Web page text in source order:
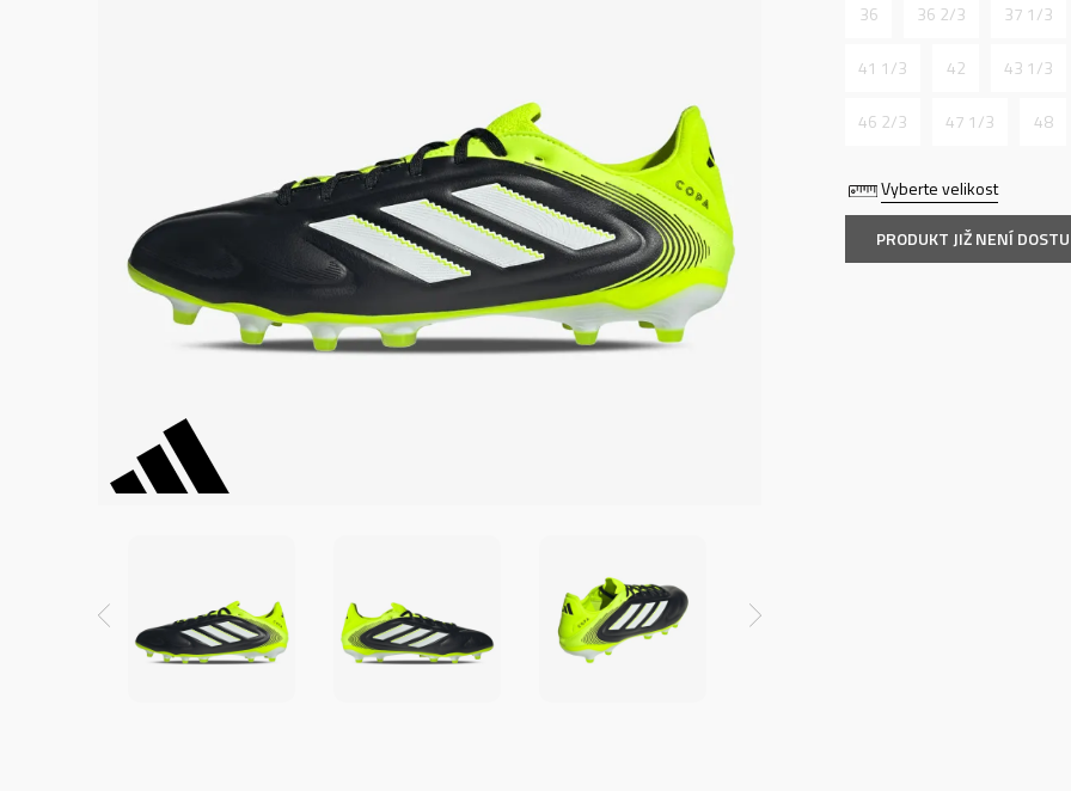
Vyberte velikost
36 36 2/3 37 1/3
41 1/3 42 43 1/3
46 2/3 47 1/3 48
PRODUKT JIŽ NENÍ